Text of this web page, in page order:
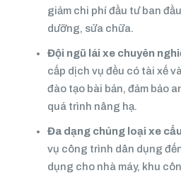
giảm chi phí đầu tư ban
dưỡng, sửa chữa.
Đội ngũ lái xe chuyên
cấp dịch vụ đều có tài xế
đào tạo bài bản, đảm bảo
quá trình nâng hạ.
Đa dạng chủng loại xe cẩu
vụ công trình dân dụng
dụng cho nhà máy, khu